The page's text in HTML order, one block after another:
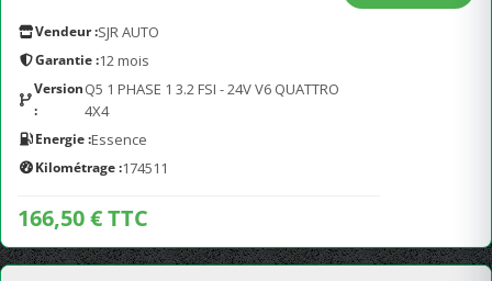
Vendeur :SJR AUTO
Garantie :12 mois
Version
:
Q5 1 PHASE 1 3.2 FSI - 24V V6 QUATTRO
4X4
Energie :Essence
Kilométrage :174511
166,50 € TTC